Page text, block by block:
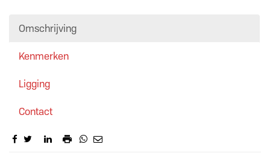
Omschrijving
Kenmerken
Ligging
Contact